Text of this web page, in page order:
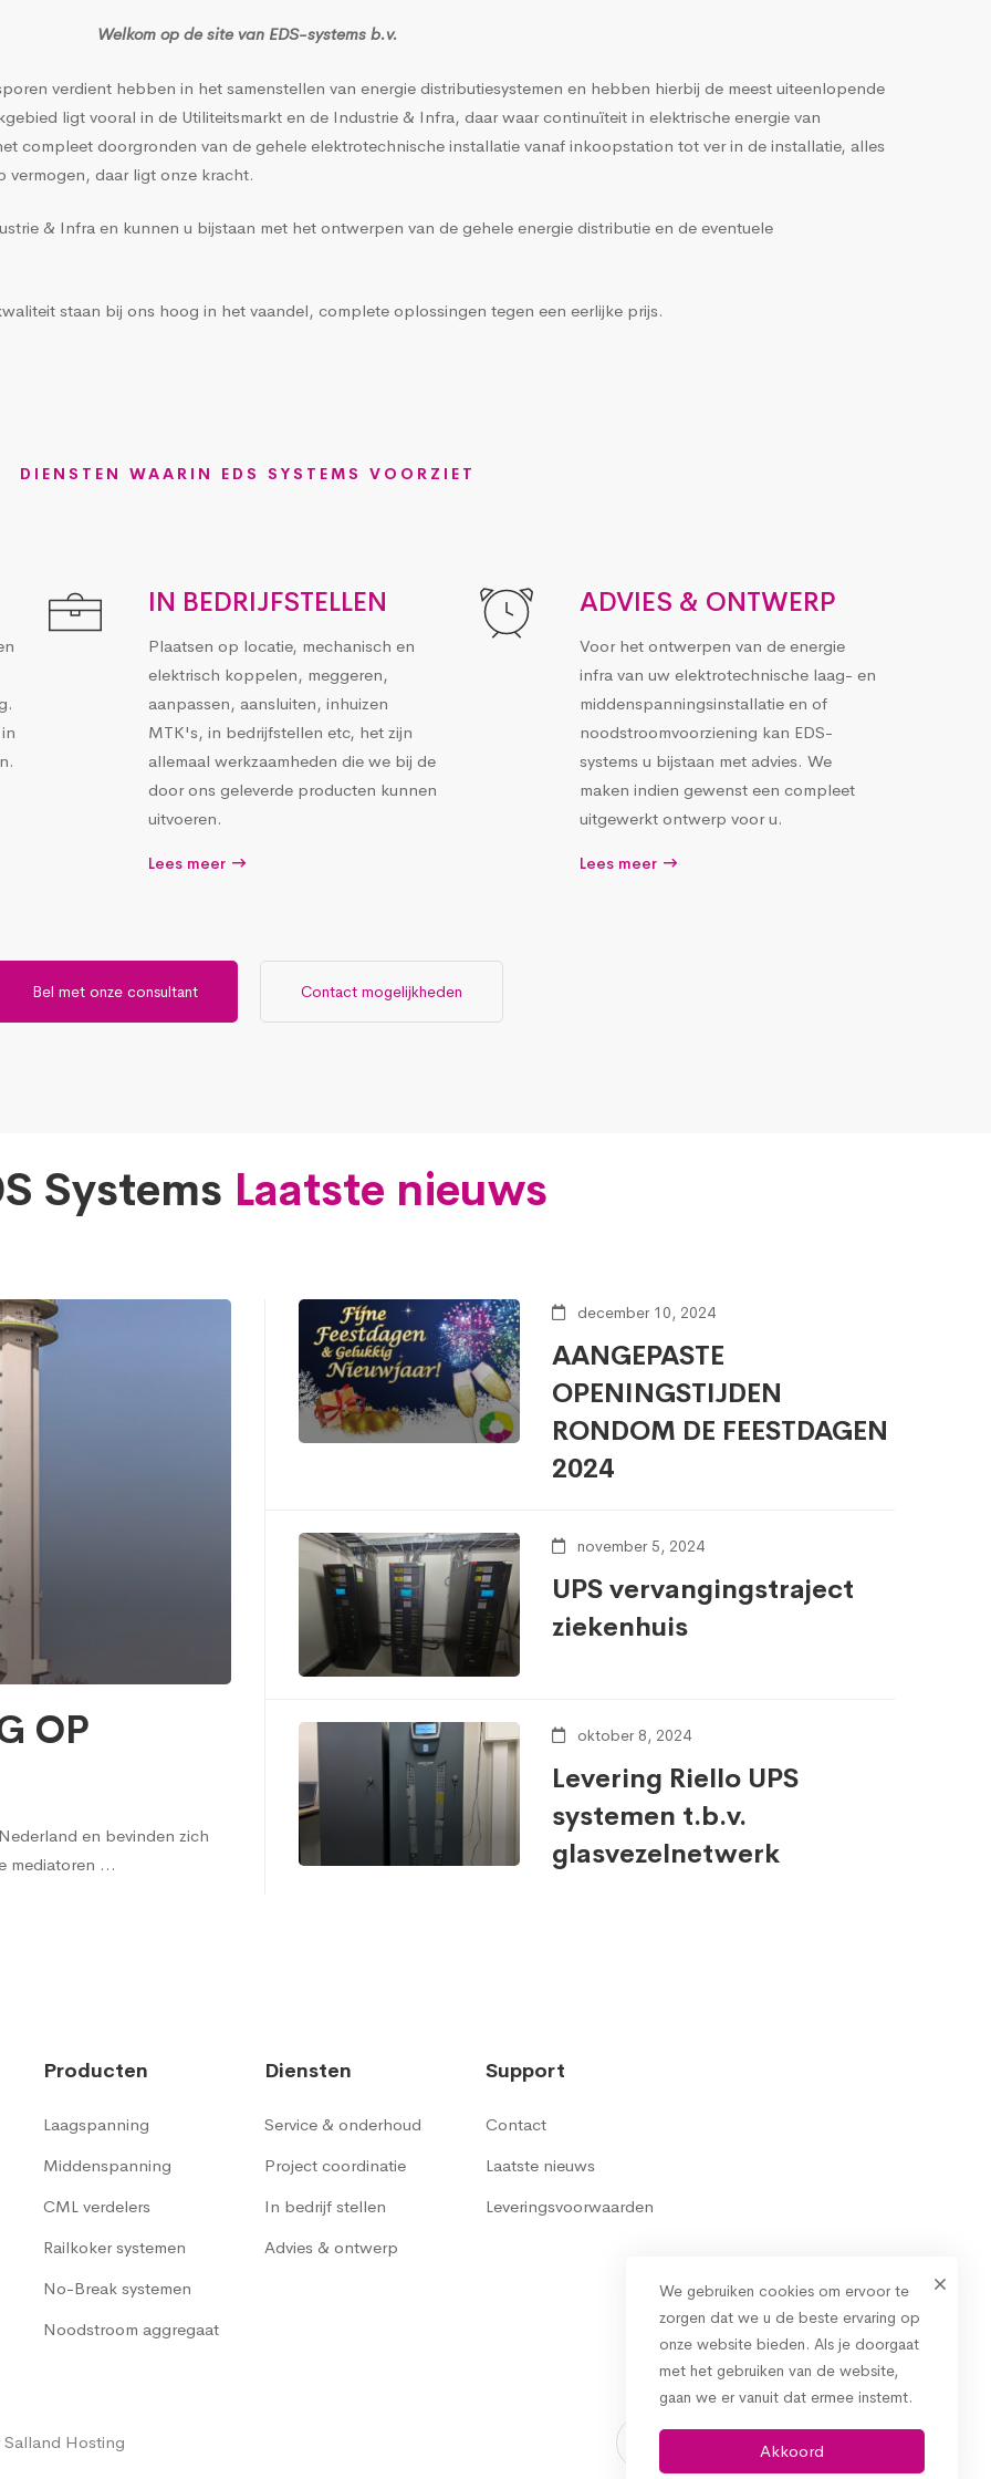
Welkom op de site van EDS-systems b.v.
verdient hebben in het samenstellen van energie distributiesystemen en hebben hierbij de meest uiteenlopende
ligt vooral in de Utiliteitsmarkt en de Industrie & Infra, daar waar continuïteit in elektrische energie van
compleet doorgronden van de gehele elektrotechnische installatie vanaf inkoopstation tot ver in de installatie, alles
vermogen, daar ligt onze kracht.
& Infra en kunnen u bijstaan met het ontwerpen van de gehele energie distributie en de eventuele
staan bij ons hoog in het vaandel, complete oplossingen tegen een eerlijke prijs.
DIENSTEN WAARIN EDS SYSTEMS VOORZIET
IN BEDRIJFSTELLEN
Plaatsen op locatie, mechanisch en
elektrisch koppelen, meggeren,
aanpassen, aansluiten, inhuizen
MTK's, in bedrijfstellen etc, het zijn
allemaal werkzaamheden die we bij de
door ons geleverde producten kunnen
uitvoeren.
Lees meer
ADVIES & ONTWERP
Voor het ontwerpen van de energie
infra van uw elektrotechnische laag- en
middenspanningsinstallatie en of
noodstroomvoorziening kan EDS-
systems u bijstaan met advies. We
maken indien gewenst een compleet
uitgewerkt ontwerp voor u.
Lees meer
Bel met onze consultant Contact mogelijkheden
Systems Laatste nieuws
OP
en bevinden zich
mediatoren …
december 10, 2024
AANGEPASTE
OPENINGSTIJDEN
RONDOM DE FEESTDAGEN
2024
november 5, 2024
UPS vervangingstraject
ziekenhuis
oktober 8, 2024
Levering Riello UPS
systemen t.b.v.
glasvezelnetwerk
Producten
Laagspanning
Middenspanning
CML verdelers
Railkoker systemen
No-Break systemen
Noodstroom aggregaat
Diensten
Service & onderhoud
Project coordinatie
In bedrijf stellen
Advies & ontwerp
Support
Contact
Laatste nieuws
Leveringsvoorwaarden
Salland Hosting
We gebruiken cookies om ervoor te
zorgen dat we u de beste ervaring op
onze website bieden. Als je doorgaat
met het gebruiken van de website,
gaan we er vanuit dat ermee instemt.
Akkoord